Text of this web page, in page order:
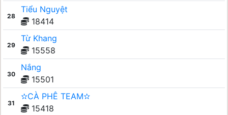
28
Tiểu Nguyệt
18414
29
Từ Khang
15558
30
Nắng
15501
31
✫CÀ PHÊ TEAM✫
15418